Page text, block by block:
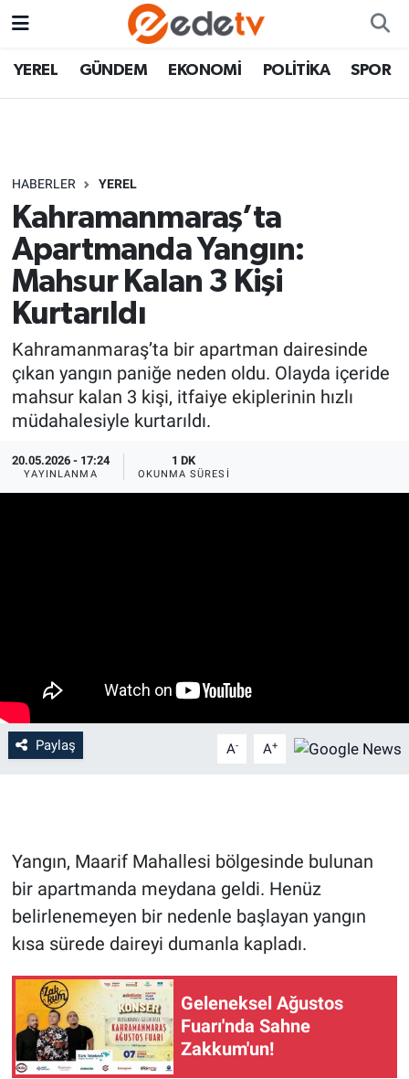
YEREL GÜNDEM EKONOMİ POLİTİKA SPOR
HABERLER YEREL
Kahramanmaraş’ta
Apartmanda Yangın:
Mahsur Kalan 3 Kişi
Kurtarıldı
Kahramanmaraş’ta bir apartman dairesinde
çıkan yangın paniğe neden oldu. Olayda içeride
mahsur kalan 3 kişi, itfaiye ekiplerinin hızlı
müdahalesiyle kurtarıldı.
20.05.2026 - 17:24
YAYINLANMA
1 DK
OKUNMA SÜRESI
Paylaş A- A+
Yangın, Maarif Mahallesi bölgesinde bulunan
bir apartmanda meydana geldi. Henüz
belirlenemeyen bir nedenle başlayan yangın
kısa sürede daireyi dumanla kapladı.
Geleneksel Ağustos
Fuarı'nda Sahne
Zakkum'un!